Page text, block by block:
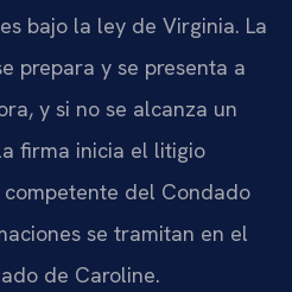
bajo la ley de Virginia. La
prepara y se presenta a
y si no se alcanza un
firma inicia el litigio
del Condado
se tramitan en el
de Caroline.